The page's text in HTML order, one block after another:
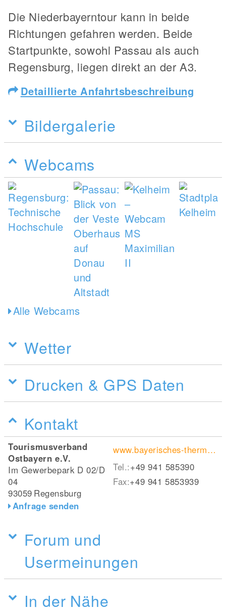
Die Niederbayerntour kann in beide
Richtungen gefahren werden. Beide
Startpunkte, sowohl Passau als auch
Regensburg, liegen direkt an der A3.
Detaillierte Anfahrtsbeschreibung
Bildergalerie
Webcams
Alle Webcams
Wetter
Drucken & GPS Daten
Kontakt
Tourismusverband
Ostbayern e.V.
Im Gewerbepark D 02/D
04
93059 Regensburg
Anfrage senden
www.bayerisches-thermenland.de/Niederbayerntour
Tel.:+49 941 585390
Fax:+49 941 5853939
Forum und
Usermeinungen
In der Nähe